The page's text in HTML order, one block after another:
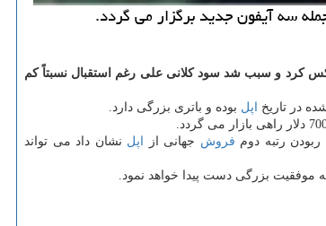
ایكس/ آیفون 10 رقم 999 دلار را برای محصولات خود فیكس كرد و سبب شد سود كلانی علی رغم استقبال نسبتاً كم
اپل بوده و باتری بزرگی دارد.
رتبه دوم فروش جهانی از اپل نشان داد می تواند
موفقیت بزرگی دست پیدا خواهد نمود.